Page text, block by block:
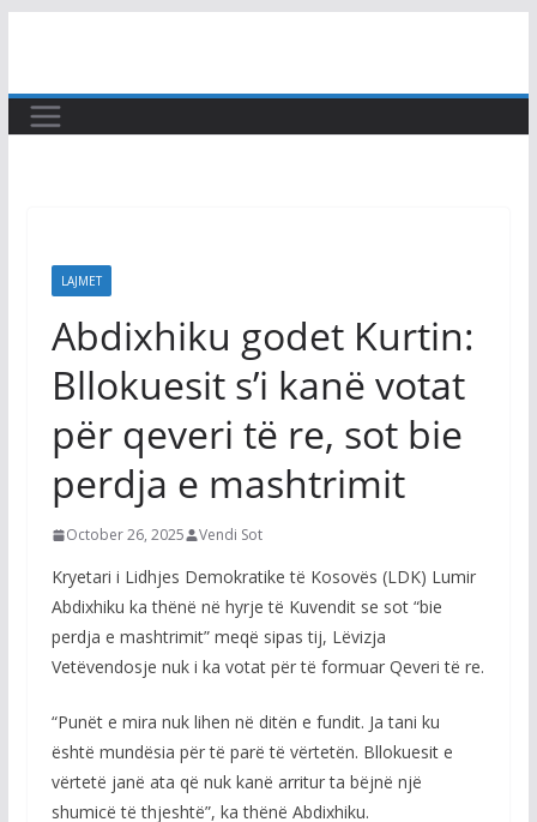
content
LAJMET
Abdixhiku godet Kurtin:
Bllokuesit s’i kanë votat
për qeveri të re, sot bie
perdja e mashtrimit
October 26, 2025 Vendi Sot
Kryetari i Lidhjes Demokratike të Kosovës (LDK) Lumir
Abdixhiku ka thënë në hyrje të Kuvendit se sot “bie
perdja e mashtrimit” meqë sipas tij, Lëvizja
Vetëvendosje nuk i ka votat për të formuar Qeveri të re.
“Punët e mira nuk lihen në ditën e fundit. Ja tani ku
është mundësia për të parë të vërtetën. Bllokuesit e
vërtetë janë ata që nuk kanë arritur ta bëjnë një
shumicë të thjeshtë”, ka thënë Abdixhiku.